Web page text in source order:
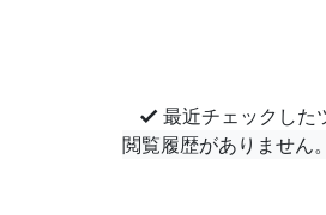
最近チェックした
閲覧履歴がありません。